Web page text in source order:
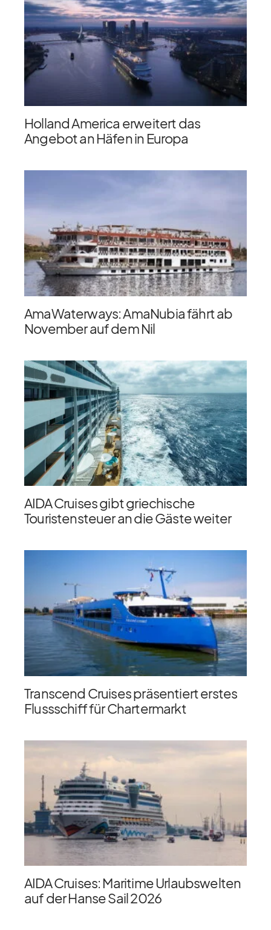
Holland America erweitert das
Angebot an Häfen in Europa
AmaWaterways: AmaNubia fährt ab
November auf dem Nil
AIDA Cruises gibt griechische
Touristensteuer an die Gäste weiter
Transcend Cruises präsentiert erstes
Flussschiff für Chartermarkt
AIDA Cruises: Maritime Urlaubswelten
auf der Hanse Sail 2026